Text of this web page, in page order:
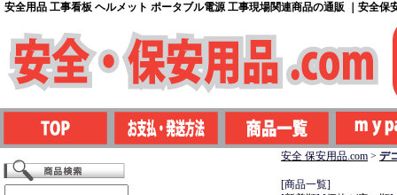
安全用品 工事看板 ヘルメット ポータブル電源 工事現場関連商品の通販 ｜安全保
安全 保安用品.com > デ
[商品一覧]